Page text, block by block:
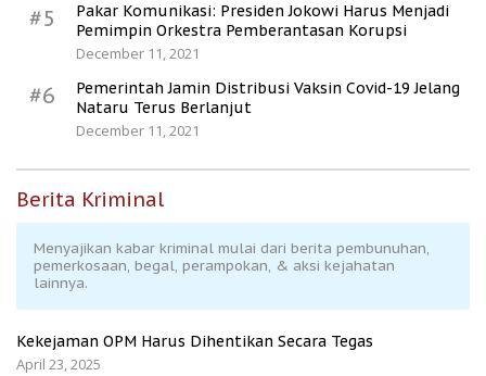
#5
Pakar Komunikasi: Presiden Jokowi Harus Menjadi
Pemimpin Orkestra Pemberantasan Korupsi
December 11, 2021
#6
Pemerintah Jamin Distribusi Vaksin Covid-19 Jelang
Nataru Terus Berlanjut
December 11, 2021
Berita Kriminal
Menyajikan kabar kriminal mulai dari berita pembunuhan,
pemerkosaan, begal, perampokan, & aksi kejahatan
lainnya.
Kekejaman OPM Harus Dihentikan Secara Tegas
April 23, 2025